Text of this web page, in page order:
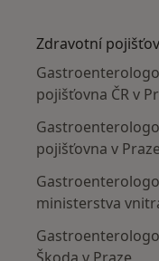
Zdravotní
pojišťovna ČR v
pojišťovna v Praze
ministerstva